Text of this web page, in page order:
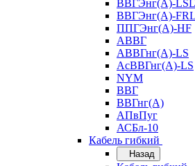
ВВГЭнг(А)-
ВВГЭнг(А)-
ППГЭнг(А)-HF
АВВГ
АВВГнг(А)-LS
АсВВГнг(А)-LS
NYM
ВВГ
ВВГнг(А)
АПвПуг
АСБл-10
Кабель гибкий
Назад